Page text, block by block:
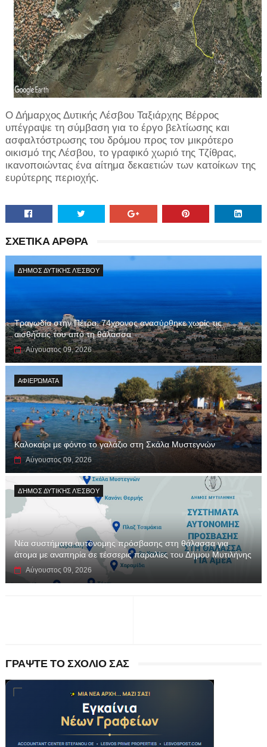
Ο Δήμαρχος Δυτικής Λέσβου Ταξιάρχης Βέρρος
υπέγραψε τη σύμβαση για το έργο βελτίωσης και
ασφαλτόστρωσης του δρόμου προς τον μικρότερο
οικισμό της Λέσβου, το γραφικό χωριό της Τζίθρας,
ικανοποιώντας ένα αίτημα δεκαετιών των κατοίκων της
ευρύτερης περιοχής.
ΣΧΕΤΙΚΑ ΑΡΘΡΑ
ΔΉΜΟΣ ΔΥΤΙΚΉΣ ΛΈΣΒΟΥ
Τραγωδία στην Πέτρα: 74χρονος ανασύρθηκε χωρίς τις
αισθήσεις του από τη θάλασσα
Αύγουστος 09, 2026
ΑΦΙΕΡΏΜΑΤΑ
Καλοκαίρι με φόντο το γαλάζιο στη Σκάλα Μυστεγνών
Αύγουστος 09, 2026
ΔΉΜΟΣ ΔΥΤΙΚΉΣ ΛΈΣΒΟΥ
Νέα συστήματα αυτόνομης πρόσβασης στη θάλασσα για
άτομα με αναπηρία σε τέσσερις παραλίες του Δήμου Μυτιλήνης
Αύγουστος 09, 2026
ΓΡΑΨΤΕ ΤΟ ΣΧΟΛΙΟ ΣΑΣ